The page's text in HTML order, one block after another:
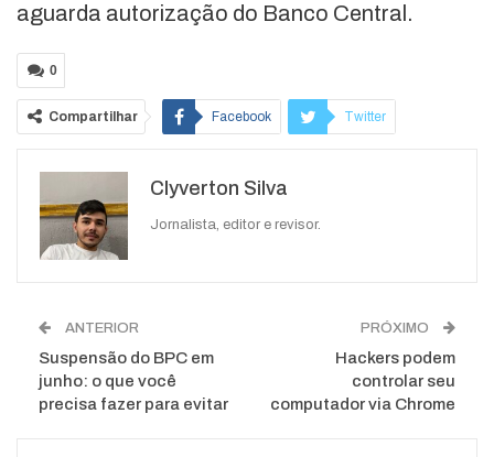
aguarda autorização do Banco Central.
0
Compartilhar Facebook Twitter
WhatsApp
Clyverton Silva
Jornalista, editor e revisor.
ANTERIOR
Suspensão do BPC em
junho: o que você
precisa fazer para evitar
PRÓXIMO
Hackers podem
controlar seu
computador via Chrome